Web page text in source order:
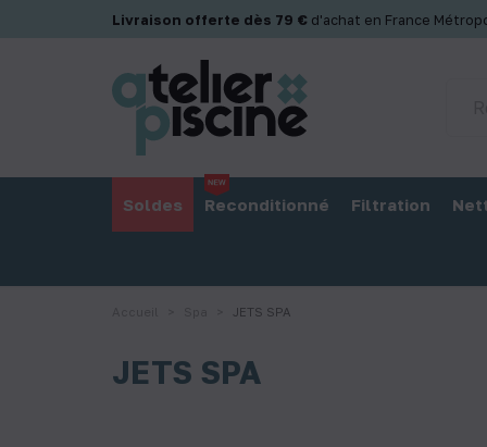
Livraison offerte dès 79 € d'achat en France
Soldes Reconditionné Filtration
JETS SPA
JETS SPA